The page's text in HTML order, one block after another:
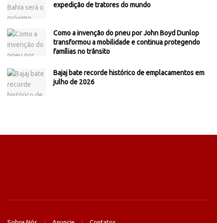
expedição de tratores do mundo
Como a invenção do pneu por John Boyd Dunlop
transformou a mobilidade e continua protegendo
famílias no trânsito
Bajaj bate recorde histórico de emplacamentos em
julho de 2026